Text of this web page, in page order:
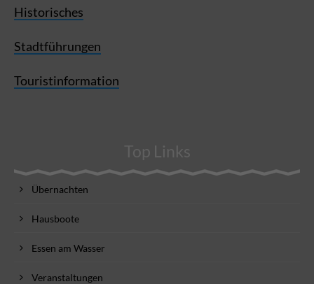
Historisches
Stadtführungen
Touristinformation
Top Links
Übernachten
Hausboote
Essen am Wasser
Veranstaltungen